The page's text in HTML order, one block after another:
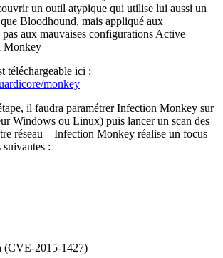
un outil atypique qui utilise lui aussi un
Bloodhound, mais appliqué aux
aux mauvaises configurations Active
Monkey
téléchargeable ici :
monkey
il faudra paramétrer Infection Monkey sur
Windows ou Linux) puis lancer un scan des
réseau – Infection Monkey réalise un focus
:
(CVE-2015-1427)